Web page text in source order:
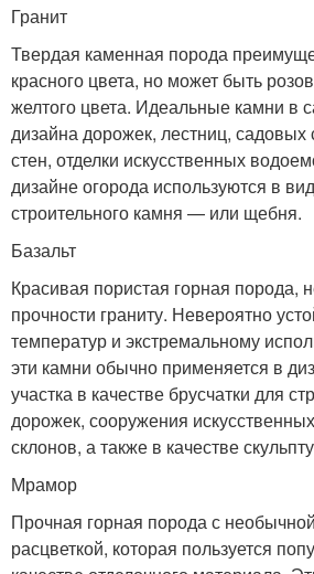
Гранит
Твердая каменная порода
красного цвета, но может быть
желтого цвета. Идеальные камни в
дизайна дорожек, лестниц, садовых
стен, отделки искусственных
дизайне огорода используются в
строительного камня — или щебня.
Базальт
Красивая пористая горная порода,
прочности граниту. Невероятно
температур и экстремальному
эти камни обычно применяется в
участка в качестве брусчатки для
дорожек, сооружения
склонов, а также в качестве
Мрамор
Прочная горная порода с
расцветкой, которая пользуется